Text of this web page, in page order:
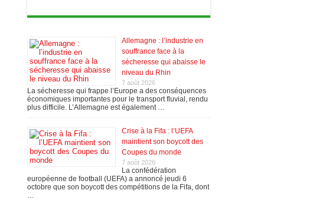
Allemagne : l’industrie en
souffrance face à la
sécheresse qui abaisse le
niveau du Rhin
7 août 2026
La sécheresse qui frappe l’Europe a des conséquences
économiques importantes pour le transport fluvial, rendu
plus difficile. L’Allemagne est également …
Crise à la Fifa : l’UEFA
maintient son boycott des
Coupes du monde
7 août 2026
La confédération
européenne de football (UEFA) a annoncé jeudi 6
octobre que son boycott des compétitions de la Fifa, dont
…